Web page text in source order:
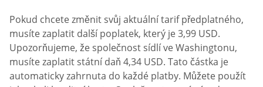
Pokud chcete změnit svůj aktuální tarif předplatného,
musíte zaplatit další poplatek, který je 3,99 USD.
Upozorňujeme, že společnost sídlí ve Washingtonu,
musíte zaplatit státní daň 4,34 USD. Tato částka je
automaticky zahrnuta do každé platby. Můžete použít